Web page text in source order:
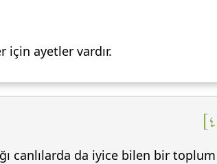
için ayetler vardır.
canlılarda da iyice bilen bir